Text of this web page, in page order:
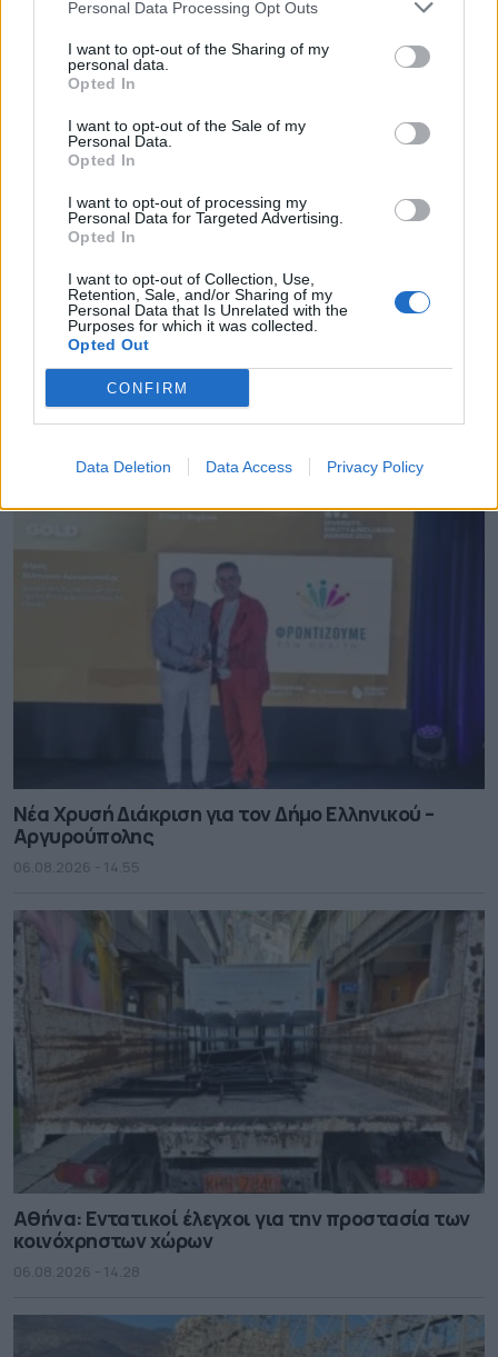
Personal Data Processing Opt Outs
I want to opt-out of the Sharing of my
personal data.
Opted In
I want to opt-out of the Sale of my
Personal Data.
Opted In
I want to opt-out of processing my
Personal Data for Targeted Advertising.
Opted In
I want to opt-out of Collection, Use,
Retention, Sale, and/or Sharing of my
Personal Data that Is Unrelated with the
Purposes for which it was collected.
Opted Out
CONFIRM
Data Deletion Data Access Privacy Policy
Πάνω από 60 σημεία με καθαρό πόσιμο νερό σε
όλο τον Δήμο Χανίων
06.08.2026 - 15.22
Η Πάρος στηρίζει τους εκπαιδευτικούς της
06.08.2026 - 15.16
Νέα Χρυσή Διάκριση για τον Δήμο Ελληνικού –
Αργυρούπολης
06.08.2026 - 14.55
Αθήνα: Εντατικοί έλεγχοι για την προστασία των
κοινόχρηστων χώρων
06.08.2026 - 14.28